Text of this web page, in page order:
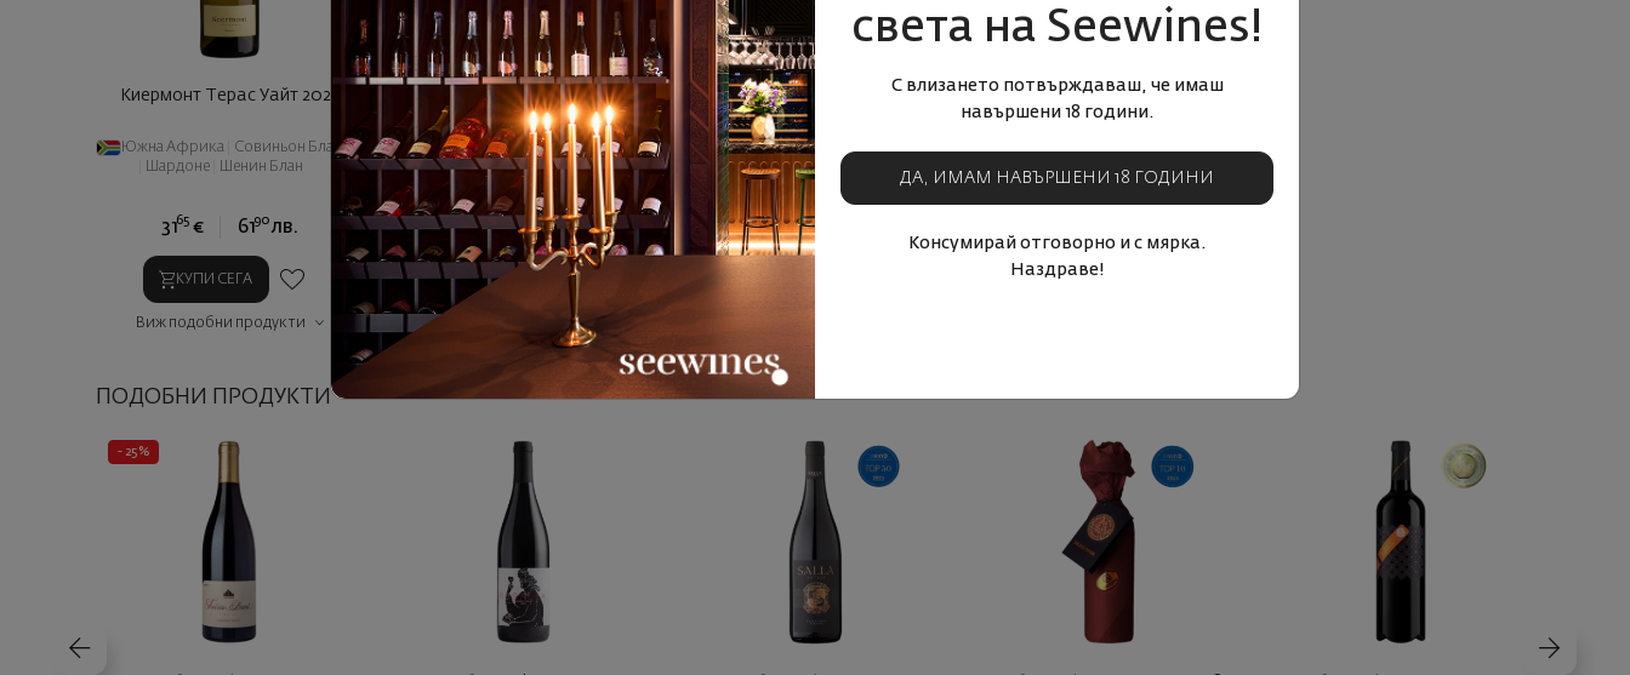
Киермонт Терас Уайт 2023
Южна Африка
Совиньон Блан
Шардоне Шенин Блан
3165 € 6190 лв.
КУПИ СЕГА
Виж подобни продукти
ПОДОБНИ ПРОДУКТИ
- 25%
света на Seewines!
С влизането потвърждаваш, че имаш
навършени 18 години.
ДА, ИМАМ НАВЪРШЕНИ 18 ГОДИНИ
Консумирай отговорно и с мярка.
Наздраве!